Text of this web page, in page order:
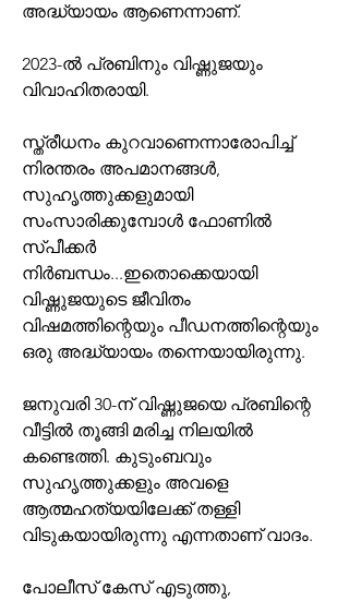
അദ്ധ്യായം ആണെന്നാണ്.
2023-ൽ പ്രബിനും വിഷ്ണുജയും
വിവാഹിതരായി.
സ്ത്രീധനം കുറവാണെന്നാരോപിച്ച്
നിരന്തരം അപമാനങ്ങൾ,
സുഹൃത്തുക്കളുമായി
സംസാരിക്കുമ്പോൾ ഫോണിൽ
സ്പീക്കർ
നിർബന്ധം...ഇതൊക്കെയായി
വിഷ്ണുജയുടെ ജീവിതം
വിഷമത്തിന്റെയും പീഡനത്തിന്റെയും
ഒരു അദ്ധ്യായം തന്നെയായിരുന്നു.
ജനുവരി 30-ന് വിഷ്ണുജയെ പ്രബിന്റെ
വീട്ടിൽ തൂങ്ങി മരിച്ച നിലയിൽ
കണ്ടെത്തി. കുടുംബവും
സുഹൃത്തുക്കളും അവളെ
ആത്മഹത്യയിലേക്ക് തള്ളി
വിടുകയായിരുന്നു എന്നതാണ് വാദം.
പോലീസ് കേസ് എടുത്തു,